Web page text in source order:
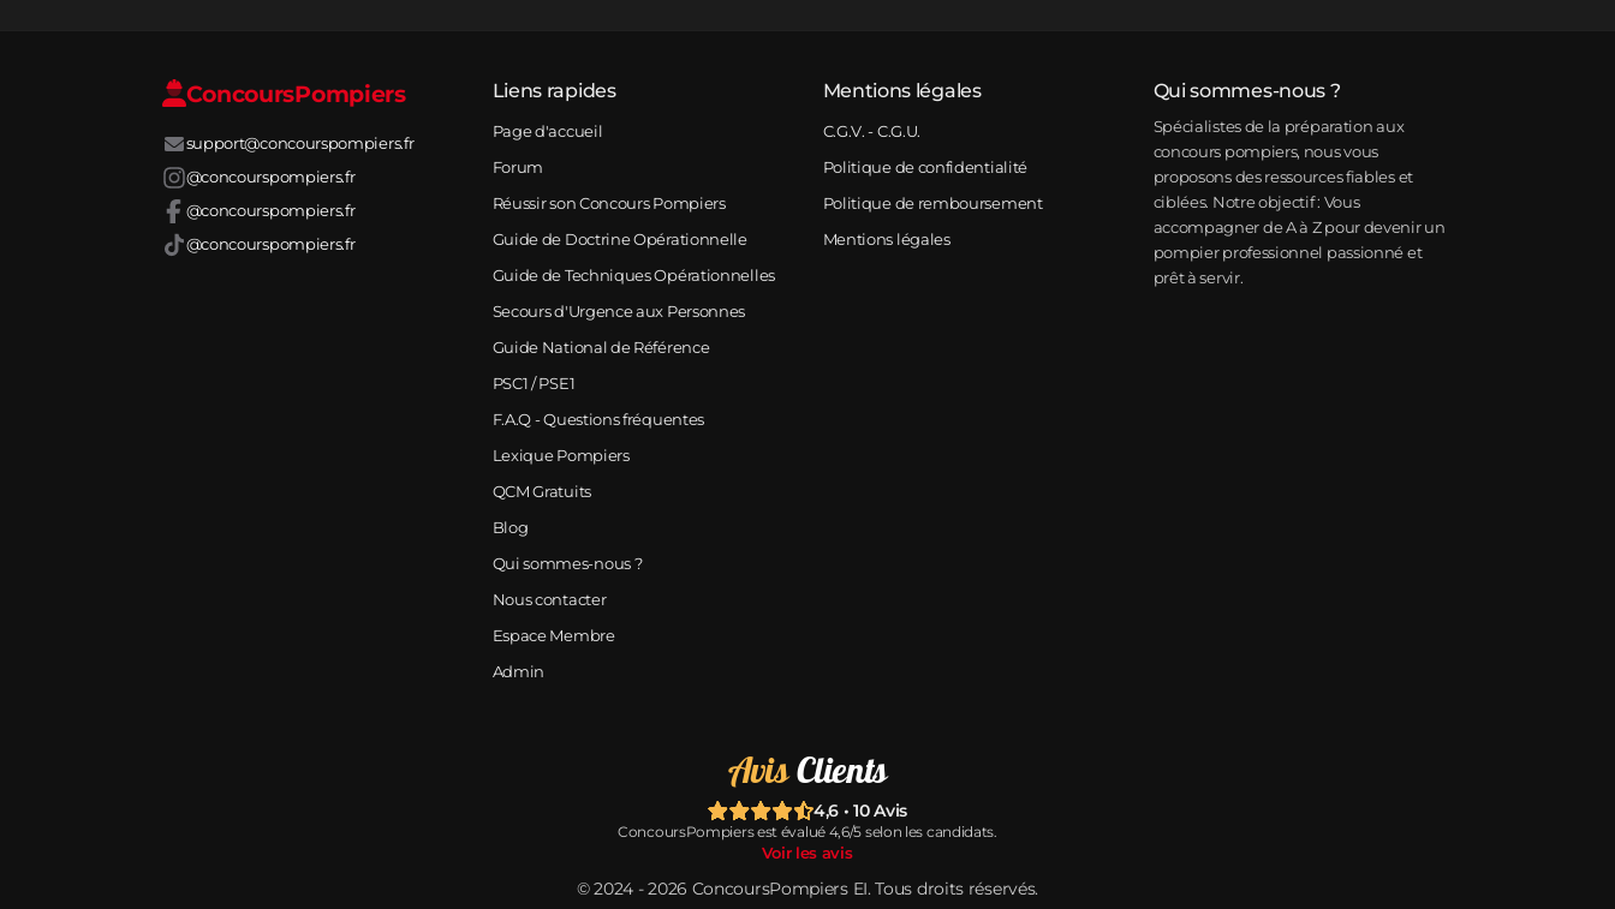
ConcoursPompiers
support@concourspompiers.fr
@concourspompiers.fr
@concourspompiers.fr
@concourspompiers.fr
Liens rapides
Page d'accueil
Forum
Réussir son Concours Pompiers
Guide de Doctrine Opérationnelle
Guide de Techniques Opérationnelles
Secours d'Urgence aux Personnes
Guide National de Référence
PSC1 / PSE1
F.A.Q - Questions fréquentes
Lexique Pompiers
QCM Gratuits
Blog
Qui sommes-nous ?
Nous contacter
Espace Membre
Admin
Mentions légales
C.G.V. - C.G.U.
Politique de confidentialité
Politique de remboursement
Mentions légales
Qui sommes-nous ?
Spécialistes de la préparation aux
concours pompiers, nous vous
proposons des ressources fiables et
ciblées. Notre objectif : Vous
accompagner de A à Z pour devenir un
pompier professionnel passionné et
prêt à servir.
Avis Clients
4,6 • 10 Avis
ConcoursPompiers est évalué 4,6/5 selon les candidats.
Voir les avis
© 2024 ‑ 2026 ConcoursPompiers EI. Tous droits réservés.